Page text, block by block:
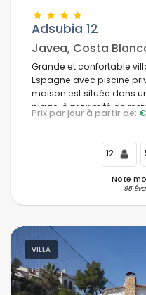
Adsubia 12
Javea, Costa
Grande et confortable
Espagne avec piscine
maison est située dans
plage, à proximité de
à 1 km de la plage El
Prix par jour à partir de:
12
Note
95
VILLA